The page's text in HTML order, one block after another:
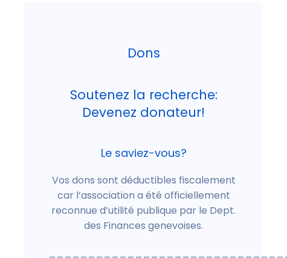
Dons
Soutenez la recherche:
Devenez donateur!
Le saviez-vous?
Vos dons sont déductibles fiscalement
car l’association a été officiellement
reconnue d’utilité publique par le Dept.
des Finances genevoises.